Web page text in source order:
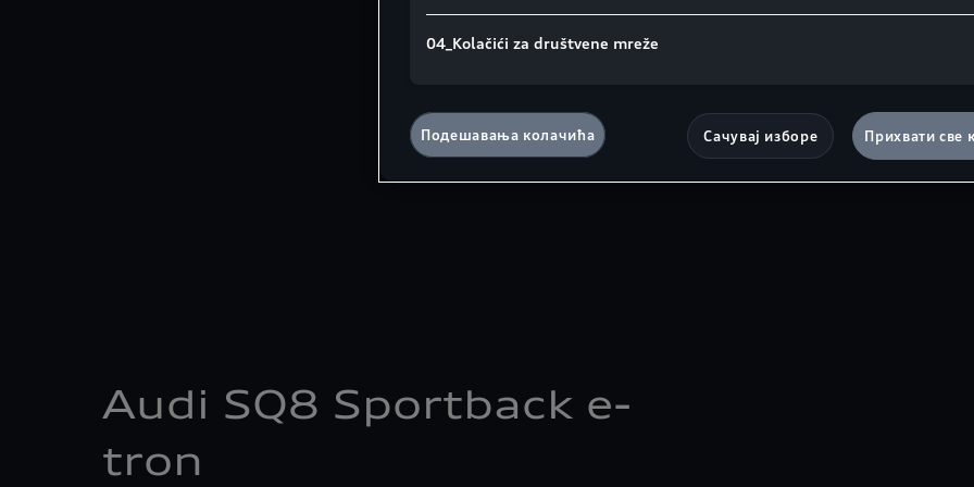
Audi SQ8 Sportback e-
tron
04_Kolačići za društvene mreže
Подешавања колачића Сачувај изборе Прихвати све